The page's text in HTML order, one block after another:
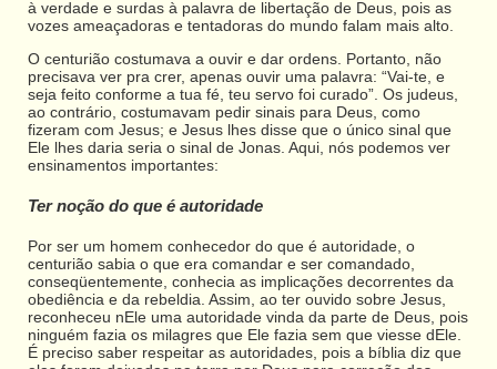
à verdade e surdas à palavra de libertação de Deus, pois as
vozes ameaçadoras e tentadoras do mundo falam mais alto.
O centurião costumava a ouvir e dar ordens. Portanto, não
precisava ver pra crer, apenas ouvir uma palavra: “Vai-te, e
seja feito conforme a tua fé, teu servo foi curado”. Os judeus,
ao contrário, costumavam pedir sinais para Deus, como
fizeram com Jesus; e Jesus lhes disse que o único sinal que
Ele lhes daria seria o sinal de Jonas. Aqui, nós podemos ver
ensinamentos importantes:
Ter noção do que é autoridade
Por ser um homem conhecedor do que é autoridade, o
centurião sabia o que era comandar e ser comandado,
conseqüentemente, conhecia as implicações decorrentes da
obediência e da rebeldia. Assim, ao ter ouvido sobre Jesus,
reconheceu nEle uma autoridade vinda da parte de Deus, pois
ninguém fazia os milagres que Ele fazia sem que viesse dEle.
É preciso saber respeitar as autoridades, pois a bíblia diz que